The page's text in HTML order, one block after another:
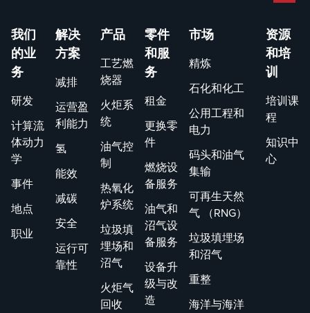
我们
的业
务
研发
计算流
体动力
学
事件
地点
职业
解决
方案
减排
运营盈
利能力
氢
能效
减碳
安全
运行可
靠性
产品
工艺燃
烧器
火炬系
统
油气控
制
热氧化
炉系统
垃圾填
埋场和
沼气
火炬气
回收
零件
和服
务
租金
更换零
件
燃烧设
备服务
油气和
沼气设
备服务
设备升
级与改
造
市场
精炼
石化和化工
公用工程和
电力
码头和油气
集输
可再生天然
气 （RNG）
垃圾填埋场
和沼气
重整
海洋与海洋
资源
和培
训
培训课
程
知识中
心